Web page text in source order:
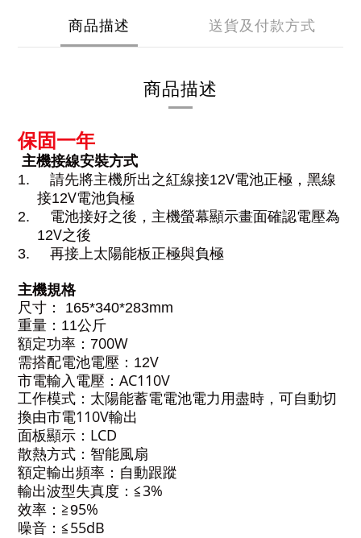
商品描述 送貨及付款方式
商品描述
保固一年
主機接線安裝方式
1.
請先將主機所出之紅線接12V電池正極，黑線
接12V電池負極
2.
電池接好之後，主機螢幕顯示畫面確認電壓為
12V之後
3.
再接上太陽能板正極與負極
主機規格
尺寸： 165*340*283mm
重量 ：11公斤
額定功率：700W
需搭配電池電壓：12V
市電輸入電壓： AC110V
工作模式：太陽能蓄電電池電力用盡時，可自動切
換由市電110V輸出
面板顯示： LCD
散熱方式：智能風扇
額定輸出頻率： 自動跟蹤
輸出波型失真度：≦3%
效率：≧95%
噪音：≦ 55dB